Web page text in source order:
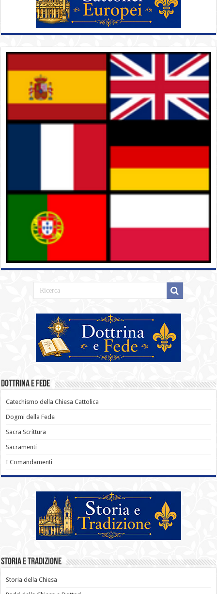
Dottrina e Fede
Catechismo della Chiesa Cattolica
Dogmi della Fede
Sacra Scrittura
Sacramenti
I Comandamenti
Storia e Tradizione
Storia della Chiesa